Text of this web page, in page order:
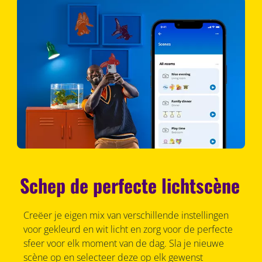
Schep de perfecte lichtscène
Creëer je eigen mix van verschillende instellingen
voor gekleurd en wit licht en zorg voor de perfecte
sfeer voor elk moment van de dag. Sla je nieuwe
scène op en selecteer deze op elk gewenst